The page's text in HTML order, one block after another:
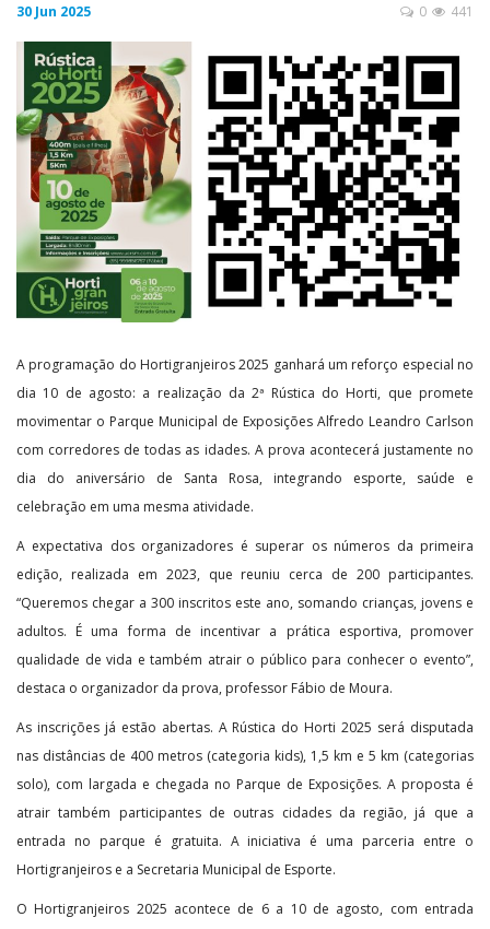
30 Jun 2025 441
0
A programação do Hortigranjeiros 2025 ganhará um reforço especial no
dia 10 de agosto: a realização da 2ª Rústica do Horti, que promete
movimentar o Parque Municipal de Exposições Alfredo Leandro Carlson
com corredores de todas as idades. A prova acontecerá justamente no
dia do aniversário de Santa Rosa, integrando esporte, saúde e
celebração em uma mesma atividade.
A expectativa dos organizadores é superar os números da primeira
edição, realizada em 2023, que reuniu cerca de 200 participantes.
“Queremos chegar a 300 inscritos este ano, somando crianças, jovens e
adultos. É uma forma de incentivar a prática esportiva, promover
qualidade de vida e também atrair o público para conhecer o evento”,
destaca o organizador da prova, professor Fábio de Moura.
As inscrições já estão abertas. A Rústica do Horti 2025 será disputada
nas distâncias de 400 metros (categoria kids), 1,5 km e 5 km (categorias
solo), com largada e chegada no Parque de Exposições. A proposta é
atrair também participantes de outras cidades da região, já que a
entrada no parque é gratuita. A iniciativa é uma parceria entre o
Hortigranjeiros e a Secretaria Municipal de Esporte.
O Hortigranjeiros 2025 acontece de 6 a 10 de agosto, com entrada